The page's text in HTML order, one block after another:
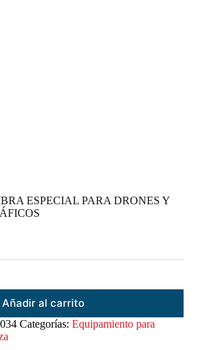
ESPECIAL PARA DRONES Y
Añadir al carrito
Categorías: Equipamiento para